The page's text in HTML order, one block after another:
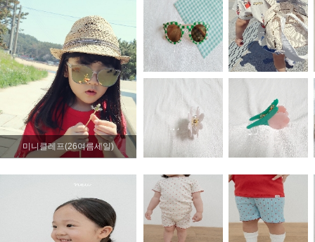
미니클레프(26여름세일)